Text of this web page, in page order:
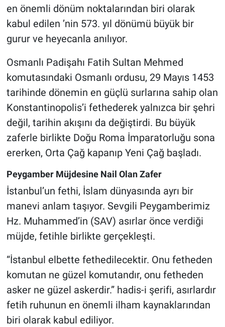
en önemli dönüm noktalarından biri olarak
kabul edilen ’nin 573. yıl dönümü büyük bir
gurur ve heyecanla anılıyor.
Osmanlı Padişahı Fatih Sultan Mehmed
komutasındaki Osmanlı ordusu, 29 Mayıs 1453
tarihinde dönemin en güçlü surlarına sahip olan
Konstantinopolis’i fethederek yalnızca bir şehri
değil, tarihin akışını da değiştirdi. Bu büyük
zaferle birlikte Doğu Roma İmparatorluğu sona
ererken, Orta Çağ kapanıp Yeni Çağ başladı.
Peygamber Müjdesine Nail Olan Zafer
İstanbul’un fethi, İslam dünyasında ayrı bir
manevi anlam taşıyor. Sevgili Peygamberimiz
Hz. Muhammed’in (SAV) asırlar önce verdiği
müjde, fetihle birlikte gerçekleşti.
“İstanbul elbette fethedilecektir. Onu fetheden
komutan ne güzel komutandır, onu fetheden
asker ne güzel askerdir.” hadis-i şerifi, asırlardır
fetih ruhunun en önemli ilham kaynaklarından
biri olarak kabul ediliyor.
Niğde
Aksaray
Yerel
Genel
Asayiş
Kültür - Sanat
Magazin
Haberde İnsan